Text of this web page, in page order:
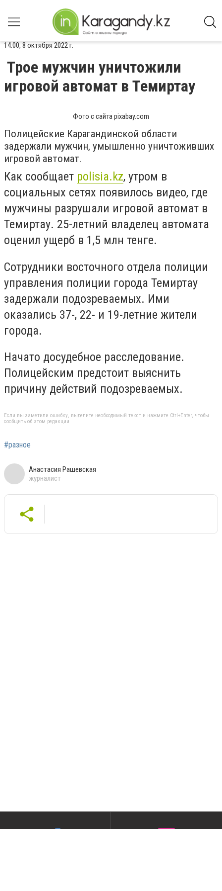
14:00, 8 октября 2022 г.
Трое мужчин уничтожили
игровой автомат в Темиртау
Фото с сайта pixabay.com
Полицейские Карагандинской области
задержали мужчин, умышленно уничтоживших
игровой автомат.
Как сообщает polisia.kz, утром в
социальных сетях появилось видео, где
мужчины разрушали игровой автомат в
Темиртау. 25-летний владелец автомата
оценил ущерб в 1,5 млн тенге.
Сотрудники восточного отдела полиции
управления полиции города Темиртау
задержали подозреваемых. Ими
оказались 37-, 22- и 19-летние жители
города.
Начато досудебное расследование.
Полицейским предстоит выяснить
причину действий подозреваемых.
Если вы заметили ошибку, выделите необходимый текст и нажмите Ctrl+Enter, чтобы
сообщить об этом редакции
#разное
Анастасия Рашевская
журналист